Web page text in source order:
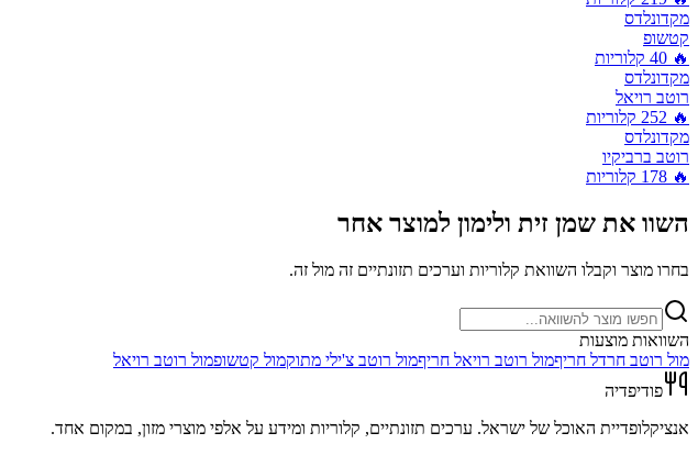
מקדונלדס
קטשופ
🔥
40 קלוריות
מקדונלדס
רוטב רויאל
🔥
252 קלוריות
מקדונלדס
רוטב ברביקיו
🔥
178 קלוריות
השוו את שמן זית ולימון למוצר אחר
בחרו מוצר וקבלו השוואת קלוריות וערכים תזונתיים זה מול זה.
השוואות מוצעות
מול רוטב חרדל חריףמול רוטב רויאל חריףמול רוטב צ'ילי מתוקמול קטשופמול רוטב רויאל
פודיפדיה
אנציקלופדיית האוכל של ישראל. ערכים תזונתיים, קלוריות ומידע על אלפי מוצרי מזון, במקום אחד.